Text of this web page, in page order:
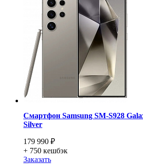
Смартфон Samsung SM-S928
Silver
179 990 ₽
+ 750 кешбэк
Заказать